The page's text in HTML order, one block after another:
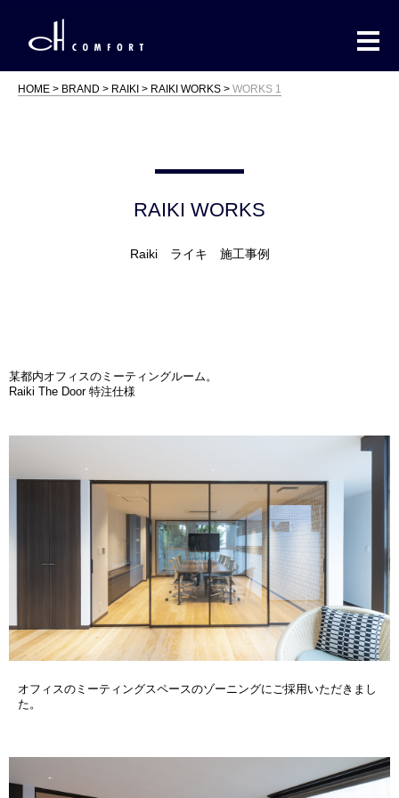
HOME BRAND RAIKI RAIKI WORKS WORKS 1
RAIKI WORKS
Raiki ライキ 施工事例
某都内オフィスのミーティングルーム。
Raiki The Door 特注仕様
オフィスのミーティングスペースのゾーニングにご採用いただきまし
た。